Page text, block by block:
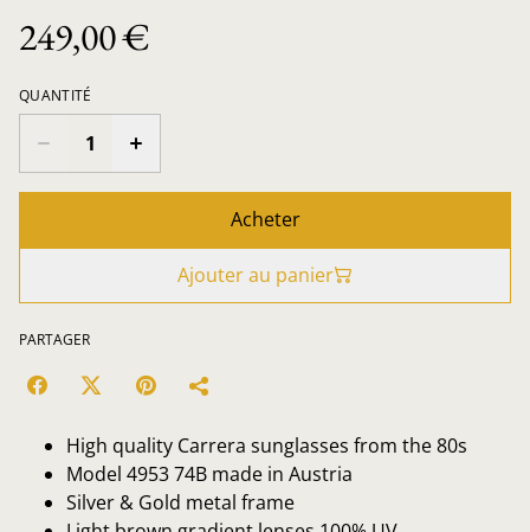
249,00 €
QUANTITÉ
Acheter
Ajouter au panier
PARTAGER
High quality Carrera sunglasses from the 80s
Model 4953 74B made in Austria
Silver & Gold metal frame